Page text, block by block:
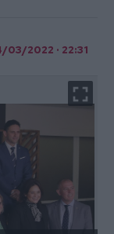
2022 · 22:31